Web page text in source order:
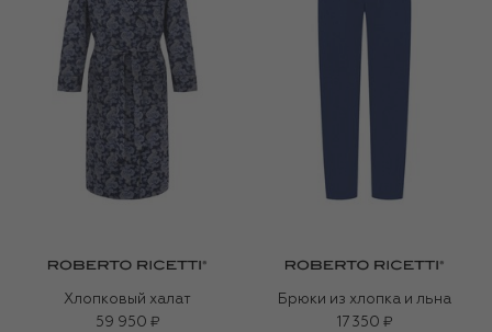
Хлопковый халат
59 950 ₽
Брюки из хлопка и льна
17 350 ₽